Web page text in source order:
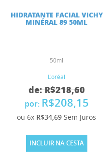
HIDRATANTE FACIAL VICHY
MINÉRAL 89 50ML
50ml
L'oréal
de: R$218,60
por: R$208,15
ou 6x R$34,69 Sem Juros
INCLUIR NA CESTA